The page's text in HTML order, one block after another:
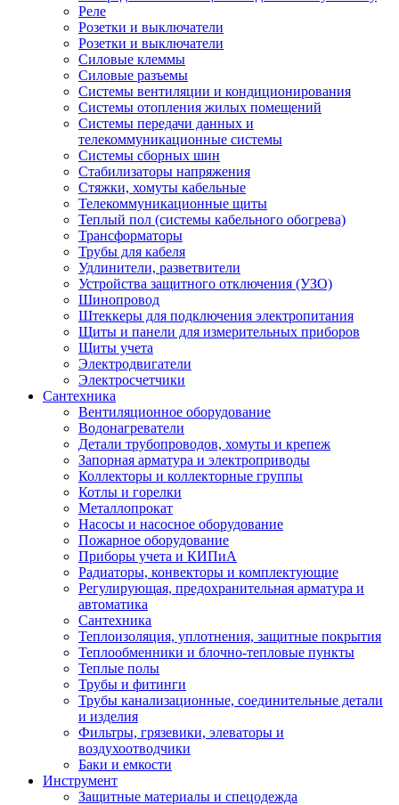
Реле
Розетки и выключатели
Розетки и выключатели
Силовые клеммы
Силовые разъемы
Системы вентиляции и кондиционирования
Системы отопления жилых помещений
Системы передачи данных и
телекоммуникационные системы
Системы сборных шин
Стабилизаторы напряжения
Стяжки, хомуты кабельные
Телекоммуникационные щиты
Теплый пол (системы кабельного обогрева)
Трансформаторы
Трубы для кабеля
Удлинители, разветвители
Устройства защитного отключения (УЗО)
Шинопровод
Штеккеры для подключения электропитания
Щиты и панели для измерительных приборов
Щиты учета
Электродвигатели
Электросчетчики
Сантехника
Вентиляционное оборудование
Водонагреватели
Детали трубопроводов, хомуты и крепеж
Запорная арматура и электроприводы
Коллекторы и коллекторные группы
Котлы и горелки
Металлопрокат
Насосы и насосное оборудование
Пожарное оборудование
Приборы учета и КИПиА
Радиаторы, конвекторы и комплектующие
Регулирующая, предохранительная арматура и
автоматика
Сантехника
Теплоизоляция, уплотнения, защитные покрытия
Теплообменники и блочно-тепловые пункты
Теплые полы
Трубы и фитинги
Трубы канализационные, соединительные детали
и изделия
Фильтры, грязевики, элеваторы и
воздухоотводчики
Баки и емкости
Инструмент
Защитные материалы и спецодежда